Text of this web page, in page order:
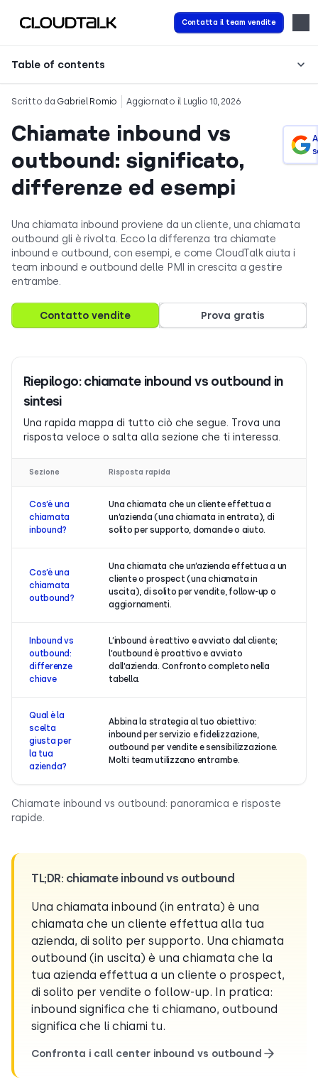
Contatta il team vendite
Table of contents
Scritto da Gabriel Romio Aggiornato il Luglio 10, 2026
Chiamate inbound vs
outbound: significato,
differenze ed esempi
Una chiamata inbound proviene da un cliente, una chiamata
outbound gli è rivolta. Ecco la differenza tra chiamate
inbound e outbound, con esempi, e come CloudTalk aiuta i
team inbound e outbound delle PMI in crescita a gestire
entrambe.
Contatto vendite Prova gratis
Riepilogo: chiamate inbound vs outbound in
sintesi
Una rapida mappa di tutto ciò che segue. Trova una
risposta veloce o salta alla sezione che ti interessa.
Sezione Risposta rapida
Cos’è una
chiamata
inbound?
Una chiamata che un cliente effettua a
un’azienda (una chiamata in entrata), di
solito per supporto, domande o aiuto.
Cos’è una
chiamata
outbound?
Una chiamata che un’azienda effettua a un
cliente o prospect (una chiamata in
uscita), di solito per vendite, follow-up o
aggiornamenti.
Inbound vs
outbound:
differenze
chiave
L’inbound è reattivo e avviato dal cliente;
l’outbound è proattivo e avviato
dall’azienda. Confronto completo nella
tabella.
Qual è la
scelta
giusta per
la tua
azienda?
Abbina la strategia al tuo obiettivo:
inbound per servizio e fidelizzazione,
outbound per vendite e sensibilizzazione.
Molti team utilizzano entrambe.
Chiamate inbound vs outbound: panoramica e risposte
rapide.
TL;DR: chiamate inbound vs outbound
Una chiamata inbound (in entrata) è una
chiamata che un cliente effettua alla tua
azienda, di solito per supporto. Una chiamata
outbound (in uscita) è una chiamata che la
tua azienda effettua a un cliente o prospect,
di solito per vendite o follow-up. In pratica:
inbound significa che ti chiamano, outbound
significa che li chiami tu.
Confronta i call center inbound vs outbound